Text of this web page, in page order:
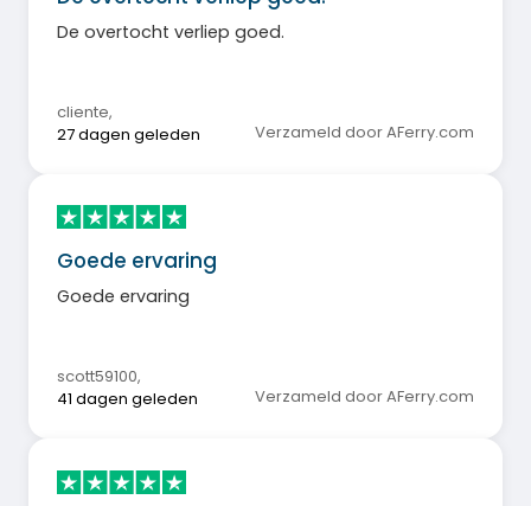
De overtocht verliep goed.
cliente,
27 dagen geleden
Verzameld door AFerry.com
Goede ervaring
Goede ervaring
scott59100,
41 dagen geleden
Verzameld door AFerry.com